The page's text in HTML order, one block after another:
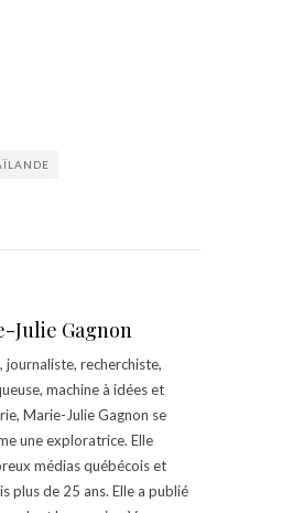
Julie Gagnon
journaliste, recherchiste,
machine à idées et
Marie-Julie Gagnon se
une exploratrice. Elle
médias québécois et
plus de 25 ans. Elle a publié